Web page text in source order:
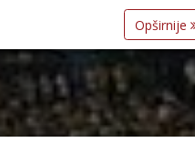
Opširnije